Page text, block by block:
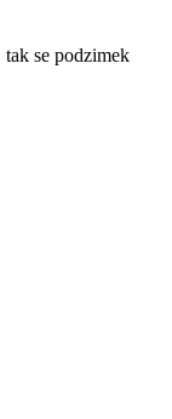
se podzimek